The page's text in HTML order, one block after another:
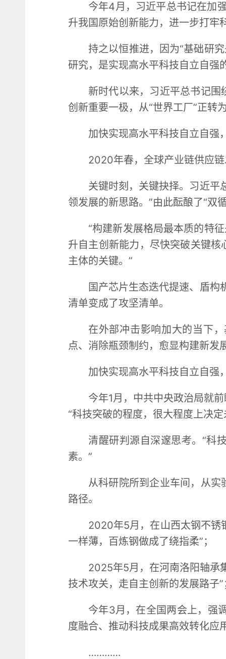
今年4月，习近平总书记在加
升我国原始创新能力，进一步打牢
持之以恒推进，因为“基础研
研究，是实现高水平科技自立自强
新时代以来，习近平总书记
创新重要一极，从“世界工厂”正转
加快实现高水平科技自立自强
2020年春，全球产业链供应
关键时刻，关键抉择。习近平
领发展的新思路。”由此酝酿了“双
“构建新发展格局最本质的特
升自主创新能力，尽快突破关键
主体的关键。”
国产芯片生态迭代提速、盾
清单变成了攻坚清单。
在外部冲击影响加大的当下
点、消除瓶颈制约，愈显构建新发
加快实现高水平科技自立自强
今年1月，中共中央政治局就
“科技突破的程度，很大程度上决
清醒研判源自深邃思考。“科
素。”
从科研院所到企业车间，从
路径。
2020年5月，在山西太钢不锈
一样薄，百炼钢做成了绕指柔”；
2025年5月，在河南洛阳轴承
技术攻关，走自主创新的发展路子”
今年3月，在全国两会上，强
度融合、推动科技成果高效转化应
…………